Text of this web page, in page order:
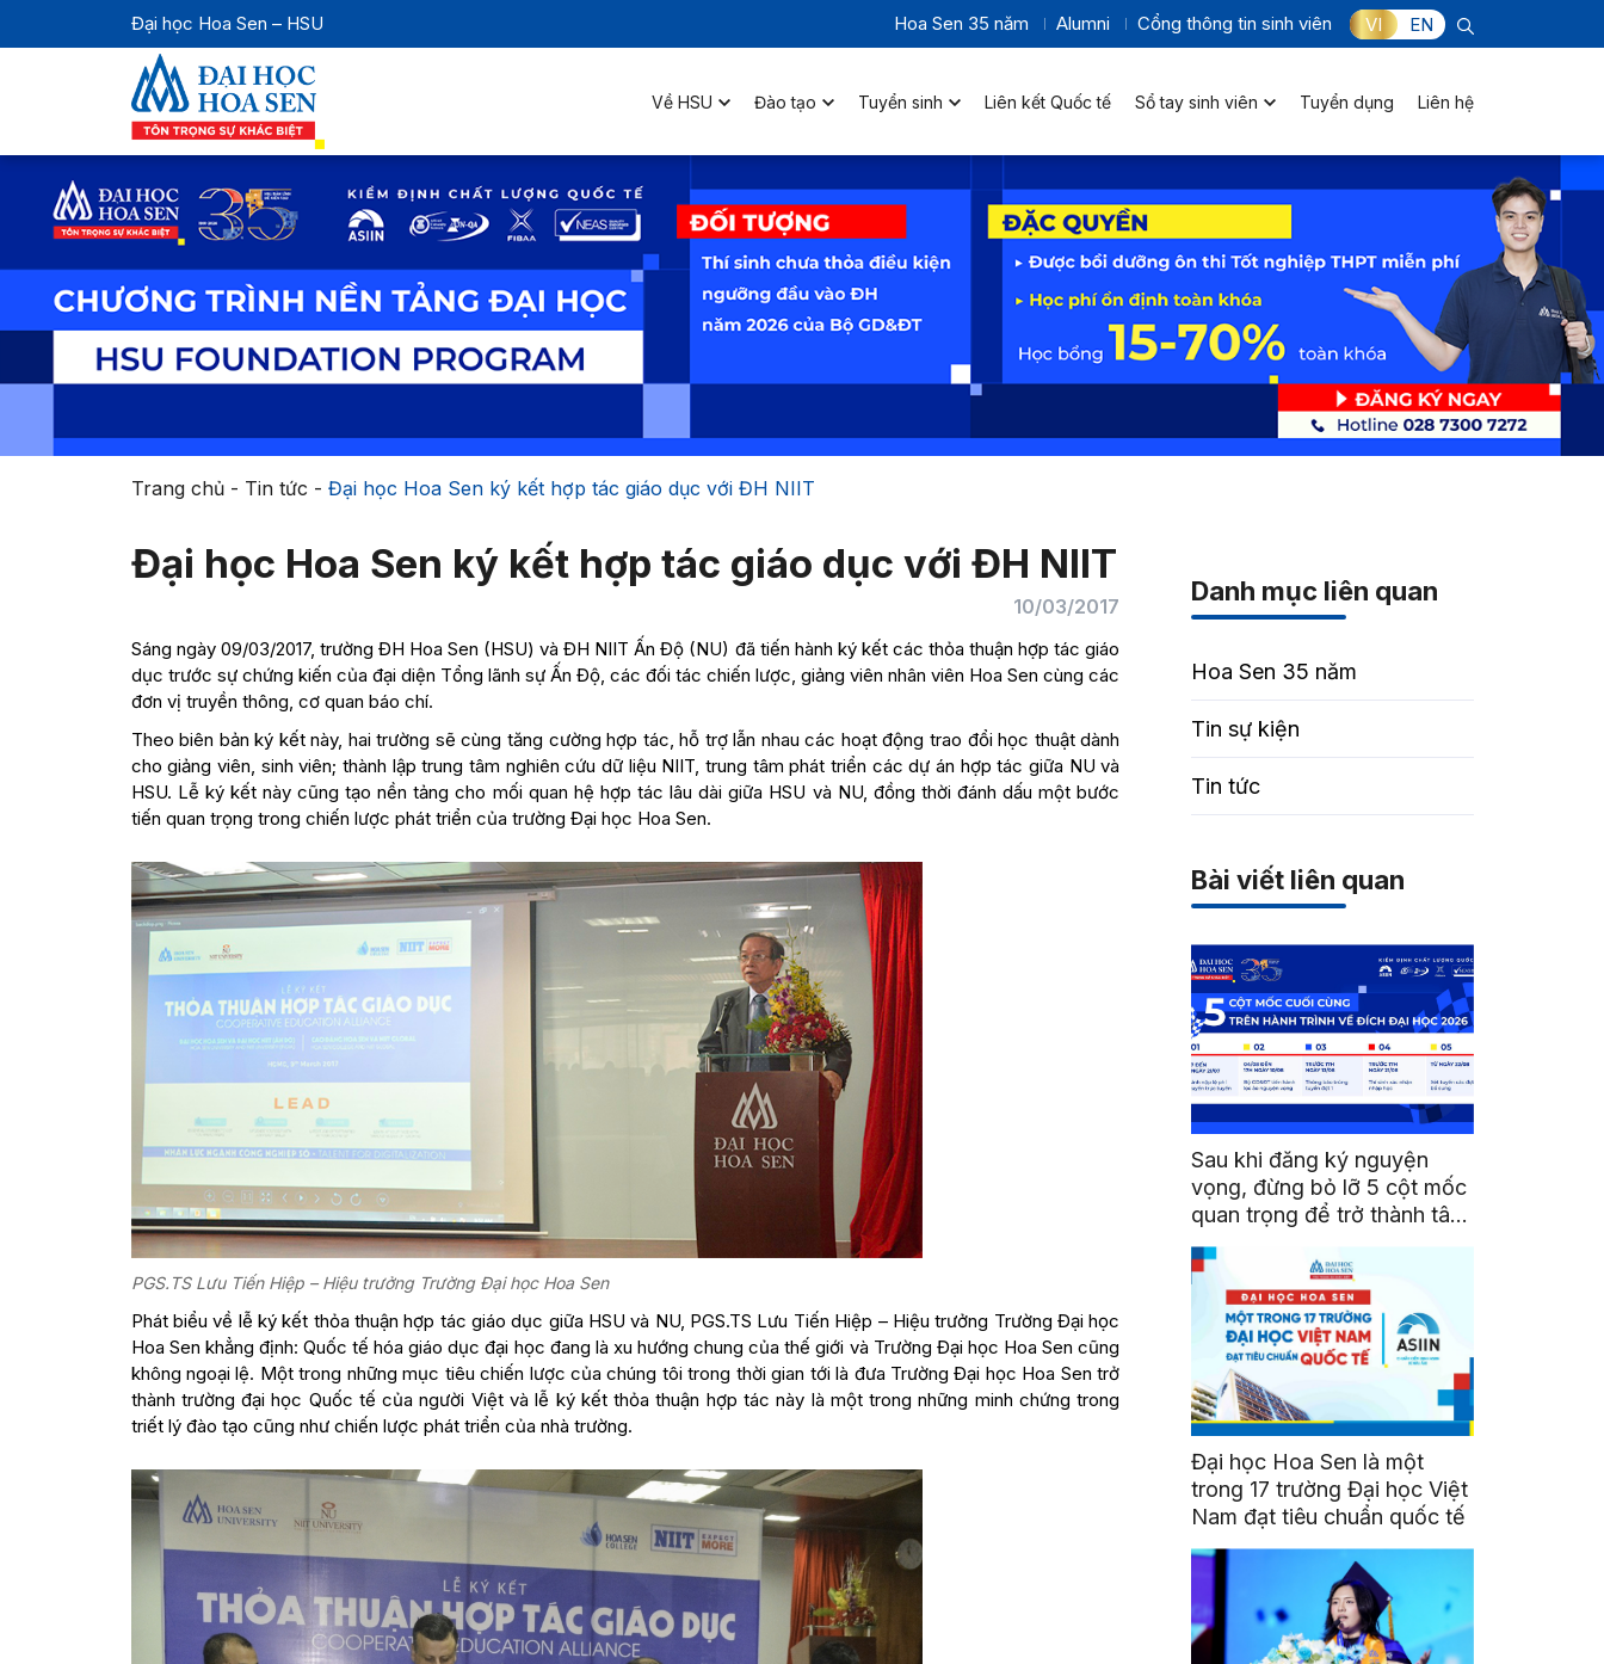
Đại học Hoa Sen – HSU Hoa Sen 35 năm Alumni Cổng thông tin sinh viên VI EN
Về HSU Đào tạo Tuyển sinh Liên kết Quốc tế Sổ tay sinh viên Tuyển dụng Liên hệ
Trang chủ- Tin tức - Đại học Hoa Sen ký kết hợp tác giáo dục với ĐH NIIT
Đại học Hoa Sen ký kết hợp tác giáo dục với ĐH NIIT
10/03/2017
Sáng ngày 09/03/2017, trường ĐH Hoa Sen (HSU) và ĐH NIIT Ấn Độ (NU) đã tiến hành ký kết các thỏa thuận hợp tác giáo
dục trước sự chứng kiến của đại diện Tổng lãnh sự Ấn Độ, các đối tác chiến lược, giảng viên nhân viên Hoa Sen cùng các
đơn vị truyền thông, cơ quan báo chí.
Theo biên bản ký kết này, hai trường sẽ cùng tăng cường hợp tác, hỗ trợ lẫn nhau các hoạt động trao đổi học thuật dành
cho giảng viên, sinh viên; thành lập trung tâm nghiên cứu dữ liệu NIIT, trung tâm phát triển các dự án hợp tác giữa NU và
HSU. Lễ ký kết này cũng tạo nền tảng cho mối quan hệ hợp tác lâu dài giữa HSU và NU, đồng thời đánh dấu một bước
tiến quan trọng trong chiến lược phát triển của trường Đại học Hoa Sen.
PGS.TS Lưu Tiến Hiệp – Hiệu trưởng Trường Đại học Hoa Sen
Phát biểu về lễ ký kết thỏa thuận hợp tác giáo dục giữa HSU và NU, PGS.TS Lưu Tiến Hiệp – Hiệu trưởng Trường Đại học
Hoa Sen khẳng định: Quốc tế hóa giáo dục đại học đang là xu hướng chung của thế giới và Trường Đại học Hoa Sen cũng
không ngoại lệ. Một trong những mục tiêu chiến lược của chúng tôi trong thời gian tới là đưa Trường Đại học Hoa Sen trở
thành trường đại học Quốc tế của người Việt và lễ ký kết thỏa thuận hợp tác này là một trong những minh chứng trong
triết lý đào tạo cũng như chiến lược phát triển của nhà trường.
Danh mục liên quan
Hoa Sen 35 năm
Tin sự kiện
Tin tức
Bài viết liên quan
Sau khi đăng ký nguyện
vọng, đừng bỏ lỡ 5 cột mốc
quan trọng để trở thành tân
sinh viên HSU
Đại học Hoa Sen là một
trong 17 trường Đại học Việt
Nam đạt tiêu chuẩn quốc tế